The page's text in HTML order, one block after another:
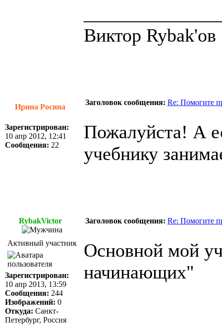
Виктор Rybak'ов
Ирина Росина
Заголовок сообщения: Re: Помогите
Зарегистрирован:
10 апр 2012, 12:41
Сообщения: 22
Пожалуйста! А
учебнику
RybakVictor Заголовок сообщения: Re: Помогите
Активный участник
Зарегистрирован:
10 апр 2013, 13:59
Сообщения: 244
Изображений: 0
Откуда: Санкт-
Петербург, Россия
Основной мой
начинающих"